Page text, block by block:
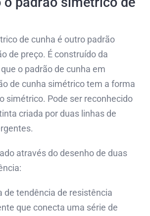
de cunha é outro padrão
de preço. É construído da
o padrão de cunha em
de cunha simétrico tem a forma
simétrico. Pode ser reconhecido
criada por duas linhas de
através do desenho de duas
de tendência de resistência
que conecta uma série de